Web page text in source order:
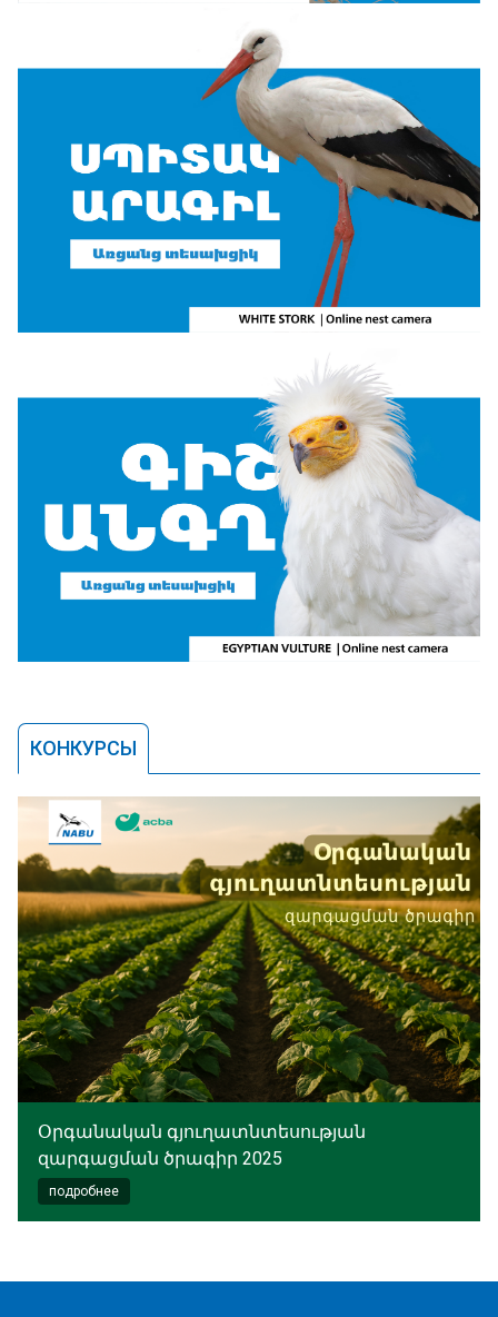
КОНКУРСЫ
Օրգանական գյուղատնտեսության
զարգացման ծրագիր 2025
подробнее